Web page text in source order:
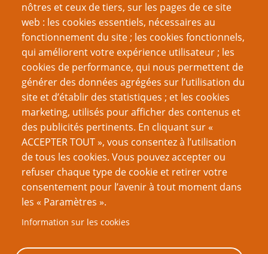
nôtres et ceux de tiers, sur les pages de ce site
web : les cookies essentiels, nécessaires au
fonctionnement du site ; les cookies fonctionnels,
qui améliorent votre expérience utilisateur ; les
cookies de performance, qui nous permettent de
générer des données agrégées sur l’utilisation du
site et d’établir des statistiques ; et les cookies
marketing, utilisés pour afficher des contenus et
des publicités pertinents. En cliquant sur «
ACCEPTER TOUT », vous consentez à l’utilisation
de tous les cookies. Vous pouvez accepter ou
refuser chaque type de cookie et retirer votre
consentement pour l’avenir à tout moment dans
les « Paramètres ».
Information sur les cookies
Recherche
Nom d'utilisateur
Mot de passe